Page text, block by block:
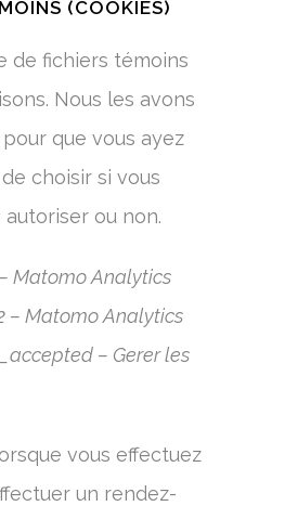
(COOKIES)
de fichiers témoins
Nous les avons
que vous ayez
choisir si vous
ou non.
– Matomo Analytics
– Matomo Analytics
– Gerer les
vous effectuez
un rendez-